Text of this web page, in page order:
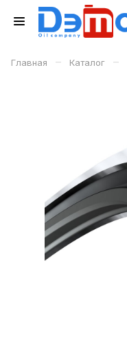
Главная – Каталог –